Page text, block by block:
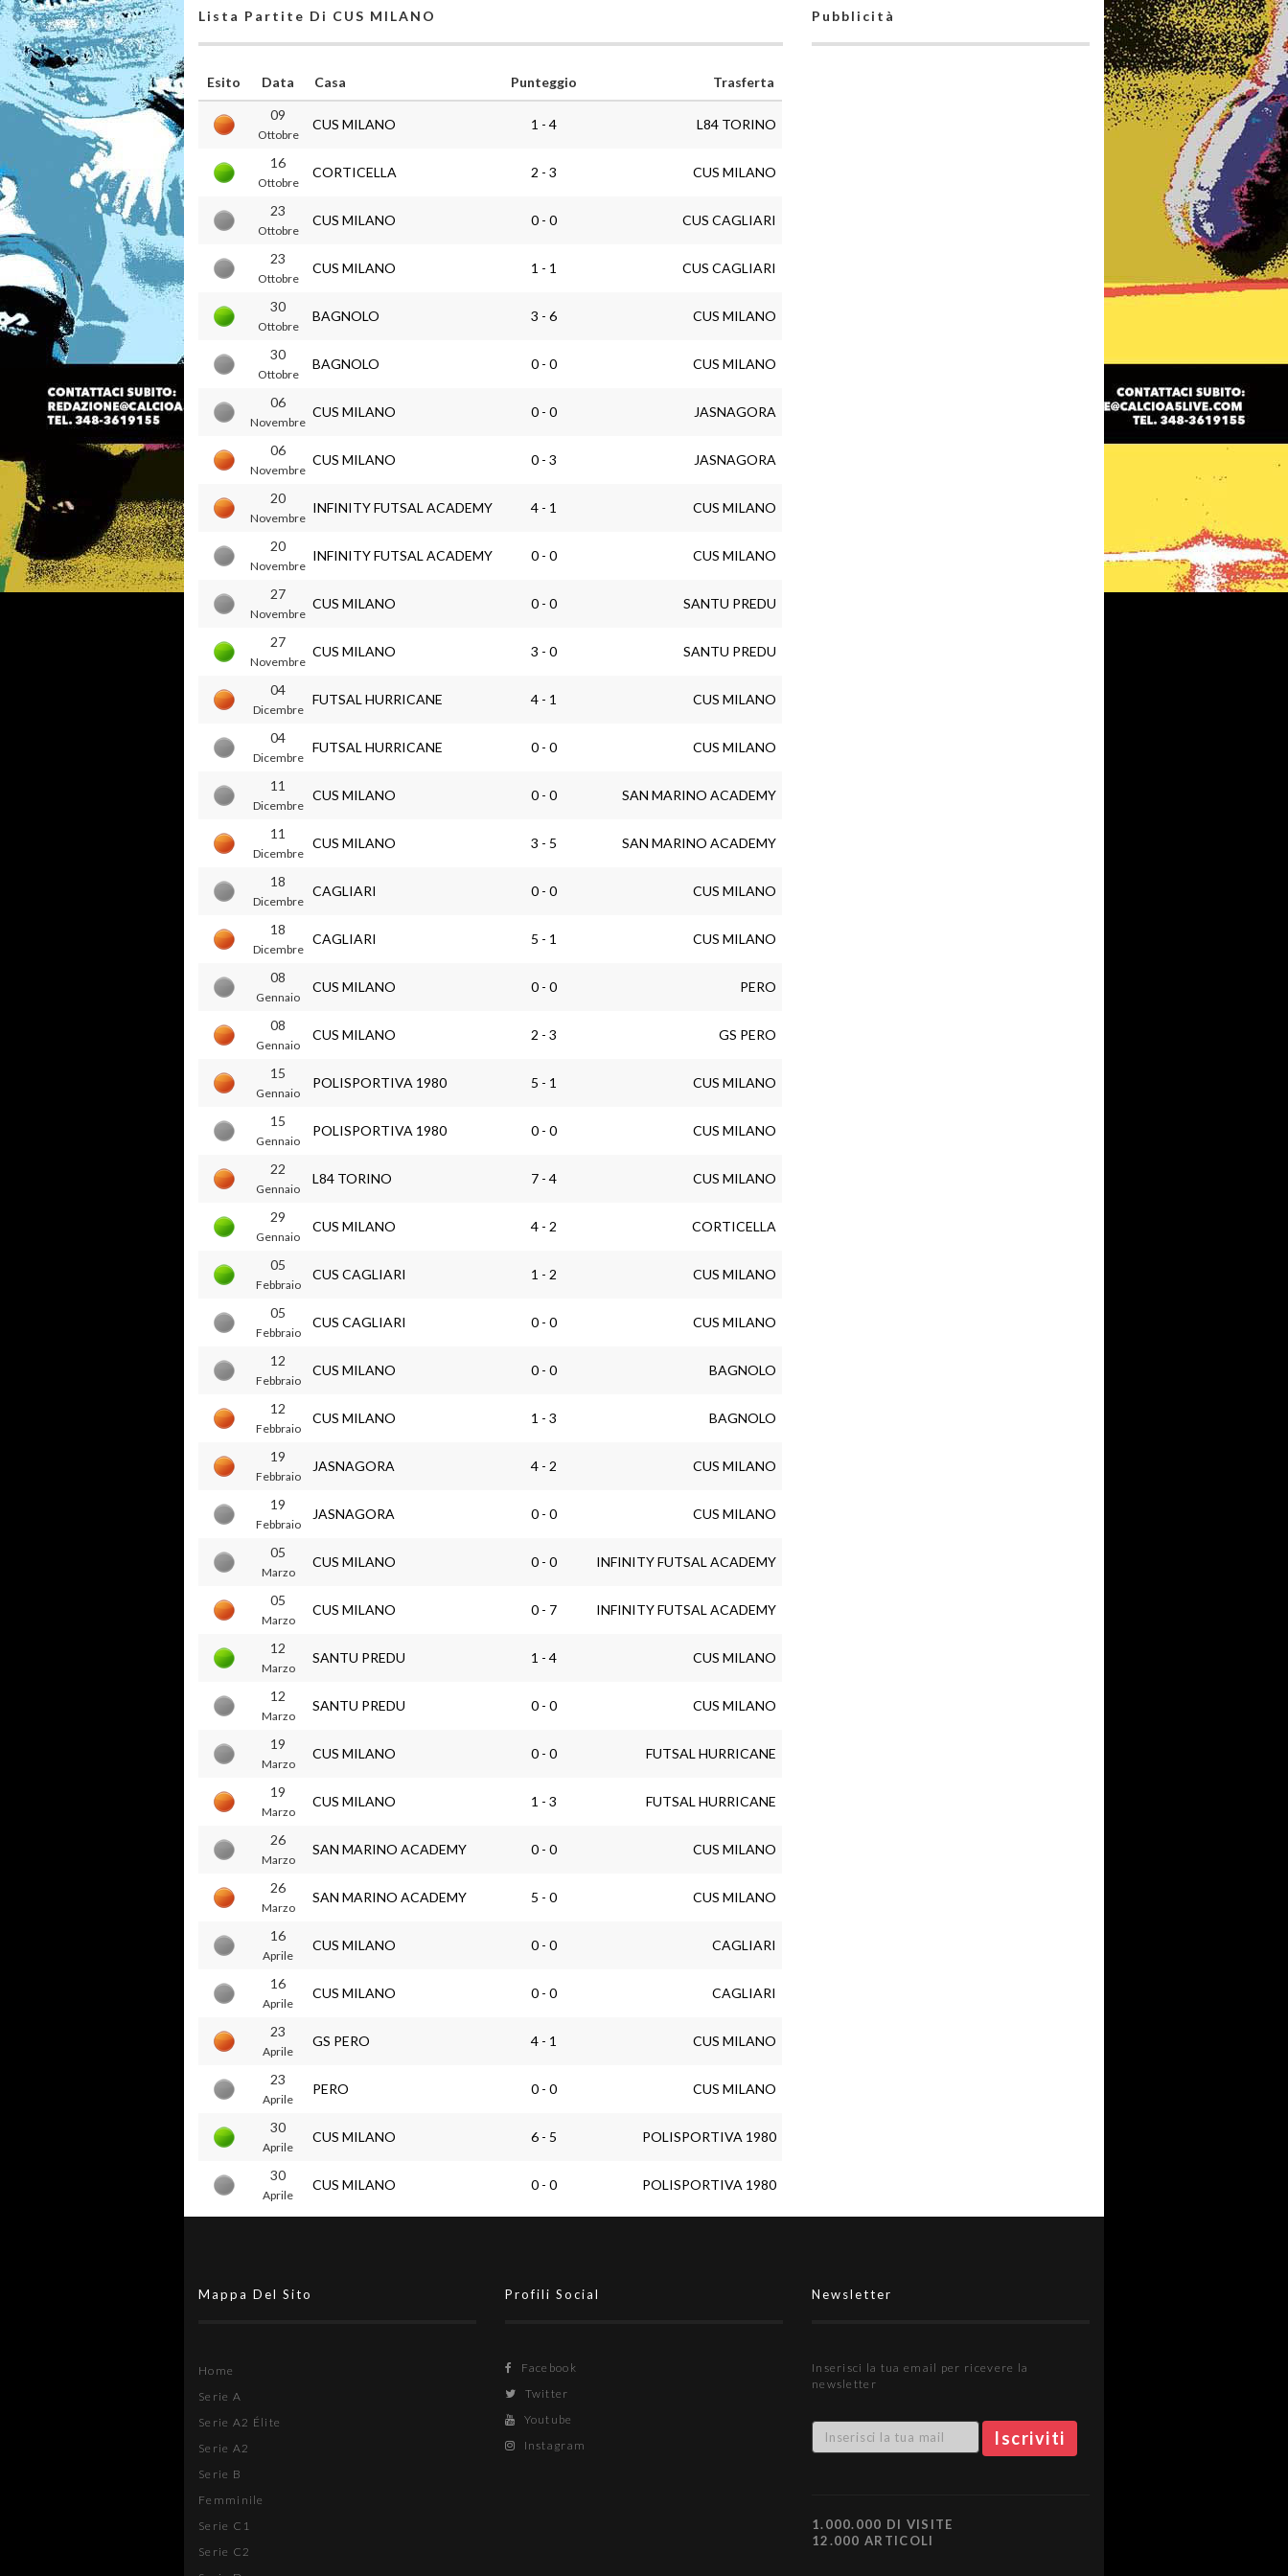
Lista Partite Di CUS MILANO
Esito Data Casa Punteggio
Trasferta
09
Ottobre
CUS MILANO 1 - 4 L84 TORINO
16
Ottobre
CORTICELLA 2 - 3 CUS MILANO
23
Ottobre
CUS MILANO 0 - 0 CUS CAGLIARI
23
Ottobre
CUS MILANO 1 - 1 CUS CAGLIARI
30
Ottobre
BAGNOLO 3 - 6 CUS MILANO
30
Ottobre
BAGNOLO 0 - 0 CUS MILANO
06
Novembre
CUS MILANO 0 - 0 JASNAGORA
06
Novembre
CUS MILANO 0 - 3 JASNAGORA
20
Novembre
INFINITY FUTSAL ACADEMY 4 - 1 CUS MILANO
20
Novembre
INFINITY FUTSAL ACADEMY 0 - 0 CUS MILANO
27
Novembre
CUS MILANO 0 - 0 SANTU PREDU
27
Novembre
CUS MILANO 3 - 0 SANTU PREDU
04
Dicembre
FUTSAL HURRICANE 4 - 1 CUS MILANO
04
Dicembre
FUTSAL HURRICANE 0 - 0 CUS MILANO
11
Dicembre
CUS MILANO 0 - 0 SAN MARINO ACADEMY
11
Dicembre
CUS MILANO 3 - 5 SAN MARINO ACADEMY
18
Dicembre
CAGLIARI 0 - 0 CUS MILANO
18
Dicembre
CAGLIARI 5 - 1 CUS MILANO
08
Gennaio
CUS MILANO 0 - 0 PERO
08
Gennaio
CUS MILANO 2 - 3 GS PERO
15
Gennaio
POLISPORTIVA 1980 5 - 1 CUS MILANO
15
Gennaio
POLISPORTIVA 1980 0 - 0 CUS MILANO
22
Gennaio
L84 TORINO 7 - 4 CUS MILANO
29
Gennaio
CUS MILANO 4 - 2 CORTICELLA
05
Febbraio
CUS CAGLIARI 1 - 2 CUS MILANO
05
Febbraio
CUS CAGLIARI 0 - 0 CUS MILANO
12
Febbraio
CUS MILANO 0 - 0 BAGNOLO
12
Febbraio
CUS MILANO 1 - 3 BAGNOLO
19
Febbraio
JASNAGORA 4 - 2 CUS MILANO
19
Febbraio
JASNAGORA 0 - 0 CUS MILANO
05
Marzo
CUS MILANO 0 - 0 INFINITY FUTSAL ACADEMY
05
Marzo
CUS MILANO 0 - 7 INFINITY FUTSAL ACADEMY
12
Marzo
SANTU PREDU 1 - 4 CUS MILANO
12
Marzo
SANTU PREDU 0 - 0 CUS MILANO
19
Marzo
CUS MILANO 0 - 0 FUTSAL HURRICANE
19
Marzo
CUS MILANO 1 - 3 FUTSAL HURRICANE
26
Marzo
SAN MARINO ACADEMY 0 - 0 CUS MILANO
26
Marzo
SAN MARINO ACADEMY 5 - 0 CUS MILANO
16
Aprile
CUS MILANO 0 - 0 CAGLIARI
16
Aprile
CUS MILANO 0 - 0 CAGLIARI
23
Aprile
GS PERO 4 - 1 CUS MILANO
23
Aprile
PERO 0 - 0 CUS MILANO
30
Aprile
CUS MILANO 6 - 5 POLISPORTIVA 1980
30
Aprile
CUS MILANO 0 - 0 POLISPORTIVA 1980
Pubblicità
Mappa Del Sito
Home
Serie A
Serie A2 Élite
Serie A2
Serie B
Femminile
Serie C1
Serie C2
Profili Social
Facebook
Twitter
Youtube
Instagram
Newsletter
Inserisci la tua email per ricevere la
newsletter
1.000.000 DI VISITE
12.000 ARTICOLI